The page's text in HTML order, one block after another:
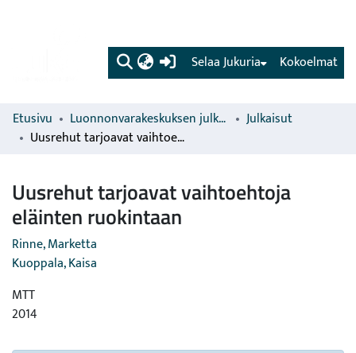
(current) Kokoelmat
Selaa Jukuria
Etusivu Luonnonvarakeskuksen julkaisut
Julkaisut
Uusrehut tarjoavat vaihtoehtoja eläinten ruokintaan
Uusrehut tarjoavat vaihtoehtoja
eläinten ruokintaan
Rinne, Marketta
Kuoppala, Kaisa
MTT
2014